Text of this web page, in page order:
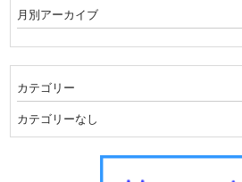
月別アーカイブ
カテゴリー
カテゴリーなし